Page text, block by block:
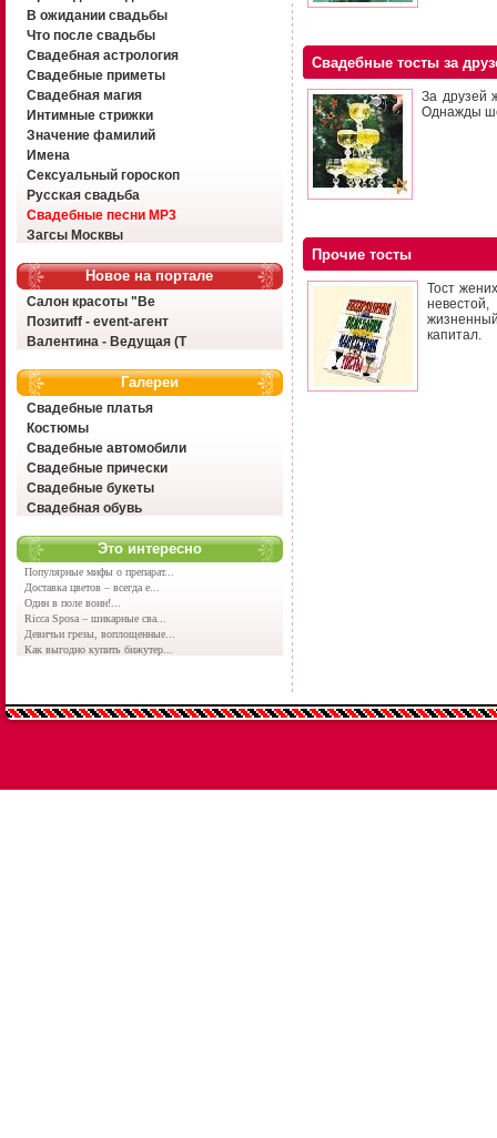
В ожидании свадьбы
Что после свадьбы
Свадебная астрология
Свадебные приметы
Свадебная магия
Интимные стрижки
Значение фамилий
Имена
Сексуальный гороскоп
Русская свадьба
Свадебные песни MP3
Загсы Москвы
Новое на портале
Салон красоты "Ве
Позитиff - event-агент
Валентина - Ведущая (Т
Галереи
Свадебные платья
Костюмы
Свадебные автомобили
Свадебные прически
Свадебные букеты
Свадебная обувь
Это интересно
Популярные мифы о препарат...
Доставка цветов – всегда е...
Один в поле воин!...
Ricca Sposa – шикарные сва...
Девичьи грезы, воплощенные...
Как выгодно купить бижутер...
Свадебные тосты за
За друзей
Однажды
Прочие тосты
Тост
капитал.